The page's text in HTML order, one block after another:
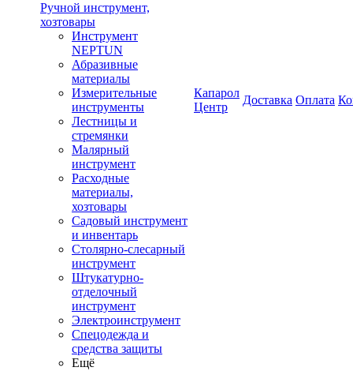
Ручной инструмент,
хозтовары
Инструмент
NEPTUN
Абразивные
материалы
Измерительные
инструменты
Лестницы и
стремянки
Малярный
инструмент
Расходные
материалы,
хозтовары
Садовый инструмент
и инвентарь
Столярно-слесарный
инструмент
Штукатурно-
отделочный
инструмент
Электроинструмент
Спецодежда и
средства защиты
Ещё
Капарол
Центр
Доставка Оплата